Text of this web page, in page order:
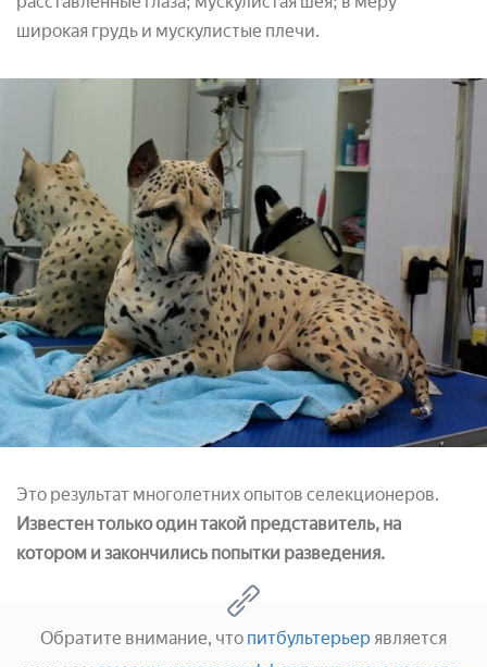
широкая грудь и мускулистые плечи.
Это результат многолетних опытов селекционеров.
Известен только один такой представитель, на
котором и закончились попытки разведения.
Обратите внимание, что питбультерьер является